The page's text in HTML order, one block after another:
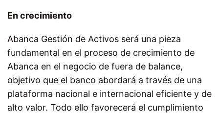
En crecimiento
Abanca Gestión de Activos será una pieza
fundamental en el proceso de crecimiento de
Abanca en el negocio de fuera de balance,
objetivo que el banco abordará a través de una
plataforma nacional e internacional eficiente y de
alto valor. Todo ello favorecerá el cumplimiento